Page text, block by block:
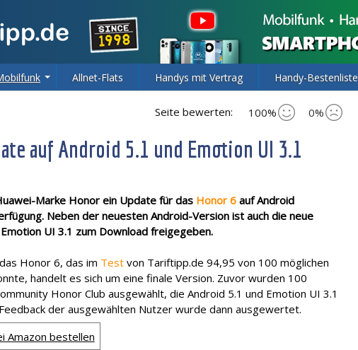
Allnet-Flats Handys mit Vertrag Handy-Bestenliste
Seite bewerten: 100% 0%
auf Android 5.1 und Emotion UI 3.1
Marke Honor ein Update für das Honor 6 auf Android
Neben der neuesten Android-Version ist auch die neue
UI 3.1 zum Download freigegeben.
Honor 6, das im Test von Tariftipp.de 94,95 von 100 möglichen
handelt es sich um eine finale Version. Zuvor wurden 100
Honor Club ausgewählt, die Android 5.1 und Emotion UI 3.1
der ausgewählten Nutzer wurde dann ausgewertet.
Amazon bestellen